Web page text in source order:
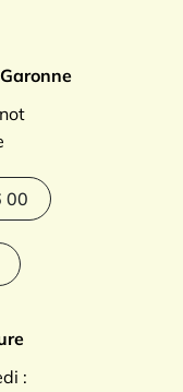
00
: